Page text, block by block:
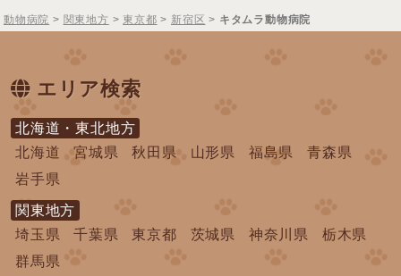
動物病院 > 関東地方 > 東京都 > 新宿区 > キタムラ動物病院
エリア検索
北海道・東北地方
北海道
宮城県 秋田県 山形県 福島県
青森県
岩手県
関東地方
埼玉県
千葉県 東京都 茨城県 神奈川県
栃木県
群馬県